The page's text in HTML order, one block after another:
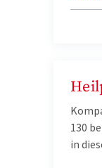
130
in